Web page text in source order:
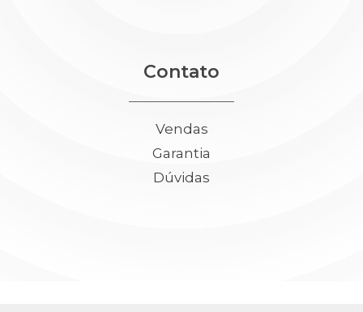
Contato
Vendas
Garantia
Dúvidas